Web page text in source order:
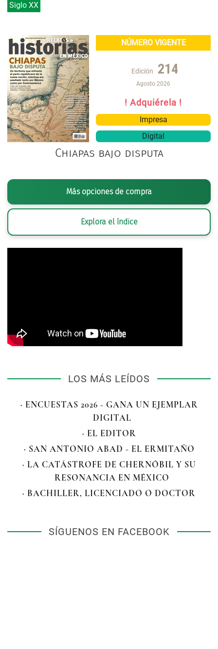
Siglo XX
NÚMERO VIGENTE
Edición 214
Agosto 2026
! Adquiérela !
Impresa
Digital
Chiapas bajo disputa
Más opciones de compra
Explora el índice
LOS MÁS LEÍDOS
· ENCUESTAS 2026 - GANA UN EJEMPLAR
DIGITAL
· EL EDITOR
· SAN ANTONIO ABAD - EL ERMITAÑO
· LA CATÁSTROFE DE CHERNÓBIL Y SU
RESONANCIA EN MÉXICO
· BACHILLER, LICENCIADO O DOCTOR
SÍGUENOS EN FACEBOOK